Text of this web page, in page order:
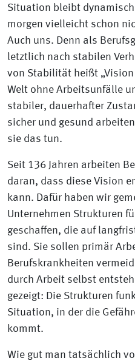
Situation bleibt
morgen vielleicht schon
Auch uns. Denn als
letztlich nach stabilen
von Stabilität heißt
Welt ohne Arbeitsunfälle
stabiler, dauerhafter
sicher und gesund
sie das tun.
Seit 136 Jahren arbeiten
daran, dass diese Vision
kann. Dafür haben wir
Unternehmen Strukturen
geschaffen, die auf
sind. Sie sollen primär
Berufskrankheiten
durch Arbeit selbst
gezeigt: Die Strukturen
Situation, in der die
kommt.
Wie gut man tatsächlich